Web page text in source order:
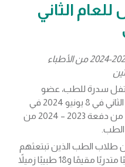
الثاني
عضو مؤسسة قطر يكرّم دفعة 2023-2024 من الأطباء
سدرة للطب، عضو
مؤسسة قطر، بيوم التعليم الطبي الثاني في 8 يونيو 2024 في
فندق الريتز كارلتون، بتكريم خريجيه من دفعة 2023 – 2024 من
الطب.
9 خريجين من طلاب الطب الذين تبتعثهم
سدرة للطب، بالإضافة إلى 24 طبيبًا متدربًا مقيمًا و18 طبيبًا زميلاً